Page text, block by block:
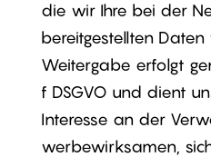
die wir Ihre bei der
bereitgestellten Daten
Weitergabe erfolgt
f DSGVO und dient
Interesse an der
werbewirksamen,